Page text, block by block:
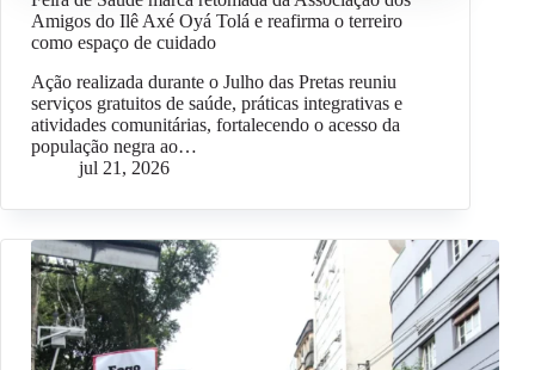
Amigos do Ilê Axé Oyá Tolá e reafirma o terreiro
como espaço de cuidado
Ação realizada durante o Julho das Pretas reuniu
serviços gratuitos de saúde, práticas integrativas e
atividades comunitárias, fortalecendo o acesso da
população negra ao…
jul 21, 2026